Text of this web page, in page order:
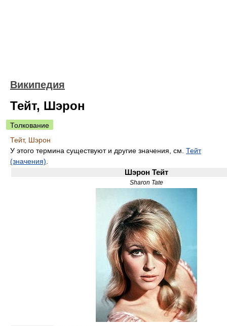
Википедия
Тейт, Шэрон
Толкование
Тейт, Шэрон
У этого термина существуют и другие значения, см. Тейт
(значения)
Шэрон Тейт
Sharon Tate